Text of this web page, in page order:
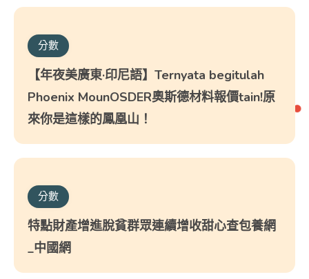
分數
【年夜美廣東·印尼語】Ternyata begitulah
Phoenix MounOSDER奧斯德材料報價tain!原
來你是這樣的鳳凰山！
分數
特點財產增進脫貧群眾連續增收甜心查包養網
_中國網